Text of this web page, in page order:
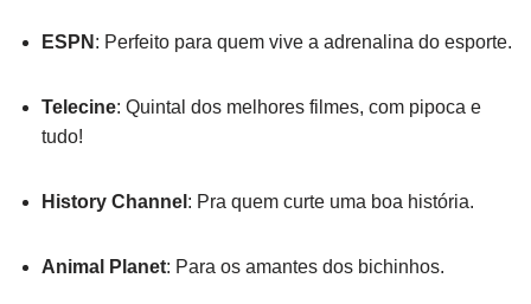
ESPN : Perfeito para quem vive a adrenalina do esporte.
Telecine: Quintal dos melhores filmes, com pipoca e
tudo!
History Channel : Pra quem curte uma boa história.
Animal Planet: Para os amantes dos bichinhos.